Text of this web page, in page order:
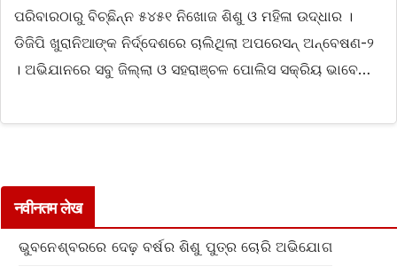
ପରିବାରଠାରୁ ବିଚ୍ଛିନ୍ନ ୫୪୫୧ ନିଖୋଜ ଶିଶୁ ଓ ମହିଳା ଉଦ୍ଧାର ।
ଡିଜିପି ଖୁରାନିଆଙ୍କ ନିର୍ଦ୍ଦେଶରେ ଚାଲିଥିଲା ଅପରେସନ୍‌ ଅନ୍ବେଷଣ-୨
। ଅଭିଯାନରେ ସବୁ ଜିଲ୍ଲା ଓ ସହରାଞ୍ଚଳ ପୋଲିସ ସକ୍ରିୟ ଭାବେ…
नवीनतम लेख
ଭୁବନେଶ୍ବରରେ ଦେଢ଼ ବର୍ଷର ଶିଶୁ ପୁତ୍ର ଚୋରି ଅଭିଯୋଗ